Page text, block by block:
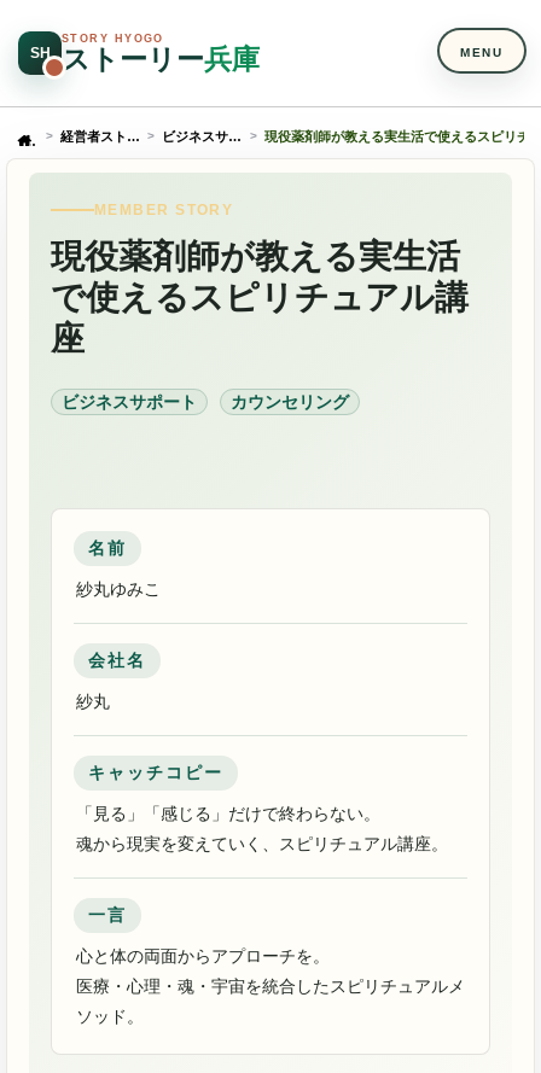
SH
STORY HYOGO
ストーリー兵庫 MENU
Home 経営者ストーリー ビジネスサポート 現役薬剤師が教える実生活で使えるスピリチ
MEMBER STORY
現役薬剤師が教える実生活
で使えるスピリチュアル講
座
ビジネスサポート カウンセリング
名前
紗丸ゆみこ
会社名
紗丸
キャッチコピー
「見る」「感じる」だけで終わらない。
魂から現実を変えていく、スピリチュアル講座。
一言
心と体の両面からアプローチを。
医療・心理・魂・宇宙を統合したスピリチュアルメ
ソッド。